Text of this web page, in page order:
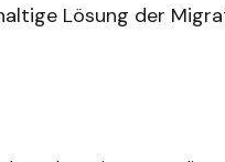
Lösung der